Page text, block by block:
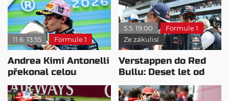
11.6. 13:55 Formule 1
Andrea Kimi Antonelli
překonal celou
generaci italských
jezdců F1
5.5. 19:00
Formule 1
Ze zákulisí
Verstappen do Red
Bullu: Deset let od
přelomového
přestupu